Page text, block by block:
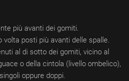
più avanti dei gomiti.
volta posti più avanti delle spalle.
al di sotto dei gomiti, vicino al
o della cintola (livello ombelico),
oppure doppi.